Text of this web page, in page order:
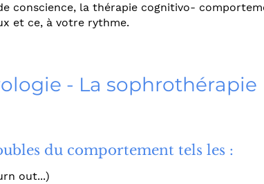
conscience, la thérapie cognitivo-
et ce, à votre rythme.
- La
du comportement tels les :
out...)